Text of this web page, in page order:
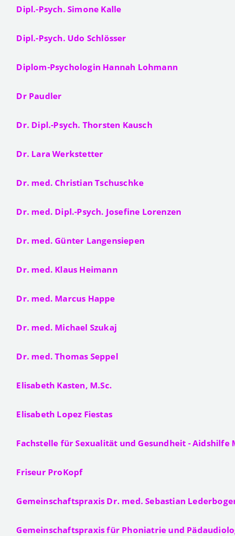
Dipl.-Psych. Simone Kalle
Dipl.-Psych. Udo Schlösser
Diplom-Psychologin Hannah Lohmann
Dr Paudler
Dr. Dipl.-Psych. Thorsten Kausch
Dr. Lara Werkstetter
Dr. med. Christian Tschuschke
Dr. med. Dipl.-Psych. Josefine Lorenzen
Dr. med. Günter Langensiepen
Dr. med. Klaus Heimann
Dr. med. Marcus Happe
Dr. med. Michael Szukaj
Dr. med. Thomas Seppel
Elisabeth Kasten, M.Sc.
Elisabeth Lopez Fiestas
Fachstelle für Sexualität und Gesundheit - Aidshilfe
Friseur ProKopf
Gemeinschaftspraxis Dr. med. Sebastian
Gemeinschaftspraxis für Phoniatrie und